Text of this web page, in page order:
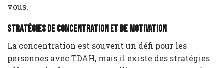
vous.
Stratégies de concentration et de motivation
La concentration est souvent un défi pour les
personnes avec TDAH, mais il existe des stratégies